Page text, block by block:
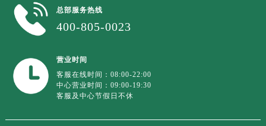
总部服务热线
400-805-0023
营业时间
客服在线时间：08:00-22:00
中心营业时间：09:00-19:30
客服及中心节假日不休